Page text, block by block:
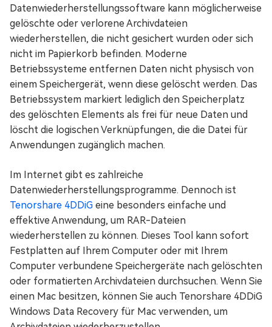
Datenwiederherstellungssoftware kann möglicherweise
gelöschte oder verlorene Archivdateien
wiederherstellen, die nicht gesichert wurden oder sich
nicht im Papierkorb befinden. Moderne
Betriebssysteme entfernen Daten nicht physisch von
einem Speichergerät, wenn diese gelöscht werden. Das
Betriebssystem markiert lediglich den Speicherplatz
des gelöschten Elements als frei für neue Daten und
löscht die logischen Verknüpfungen, die die Datei für
Anwendungen zugänglich machen.
Im Internet gibt es zahlreiche
Datenwiederherstellungsprogramme. Dennoch ist
Tenorshare 4DDiG eine besonders einfache und
effektive Anwendung, um RAR-Dateien
wiederherstellen zu können. Dieses Tool kann sofort
Festplatten auf Ihrem Computer oder mit Ihrem
Computer verbundene Speichergeräte nach gelöschten
oder formatierten Archivdateien durchsuchen. Wenn Sie
einen Mac besitzen, können Sie auch Tenorshare 4DDiG
Windows Data Recovery für Mac verwenden, um